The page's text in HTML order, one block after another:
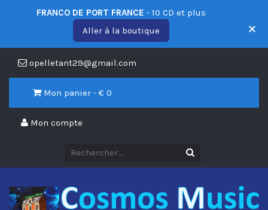
opelletant29@gmail.com
Mon panier - € 0
Mon compte
FRANCO DE PORT FRANCE - 10 CD et plus
Aller à la boutique